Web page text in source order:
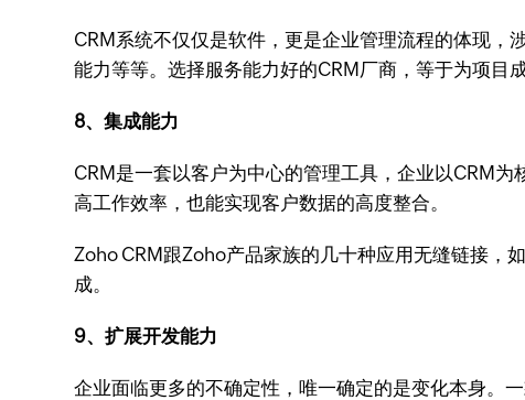
CRM系统不仅仅是软件，更是企业管理流程的体现
能力等等。选择服务能力好的CRM厂商，等于为项目
8、集成能力
CRM是一套以客户为中心的管理工具，企业以CRM
高工作效率，也能实现客户数据的高度整合。
Zoho CRM跟Zoho产品家族的几十种应用无缝链接，
成。
9、扩展开发能力
企业面临更多的不确定性，唯一确定的是变化本身。